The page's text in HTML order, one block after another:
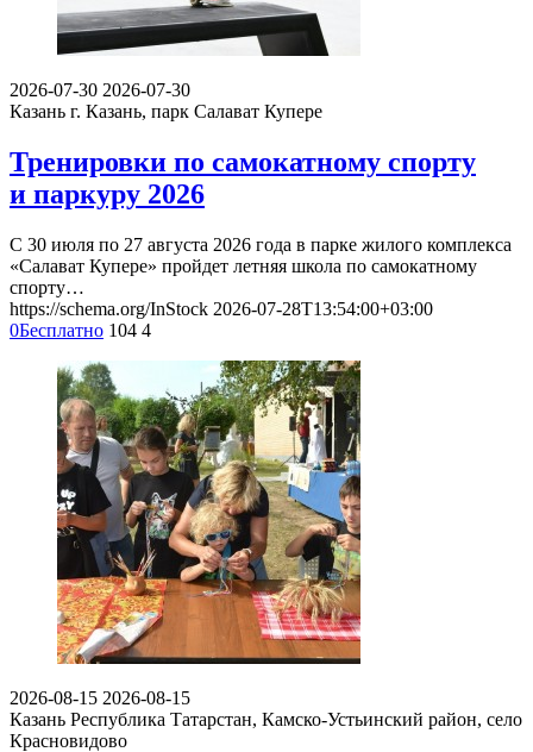
2026-07-30 2026-07-30
Казань г. Казань, парк Салават Купере
Тренировки по самокатному спорту
и паркуру 2026
С 30 июля по 27 августа 2026 года в парке жилого комплекса
«Салават Купере» пройдет летняя школа по самокатному
спорту…
https://schema.org/InStock 2026-07-28T13:54:00+03:00
0Бесплатно 104 4
2026-08-15 2026-08-15
Казань Республика Татарстан, Камско-Устьинский район, село
Красновидово